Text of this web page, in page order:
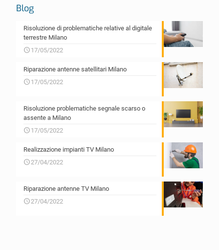
Blog
Risoluzione di problematiche relative al digitale
terrestre Milano
17/05/2022
Riparazione antenne satellitari Milano
17/05/2022
Risoluzione problematiche segnale scarso o
assente a Milano
17/05/2022
Realizzazione impianti TV Milano
27/04/2022
Riparazione antenne TV Milano
27/04/2022